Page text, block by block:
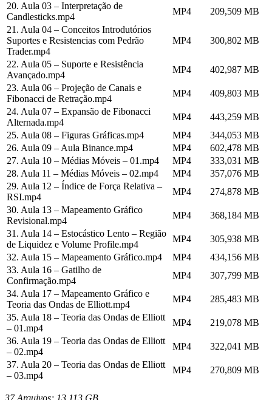
20. Aula 03 – Interpretação de
Candlesticks.mp4
MP4
209,509 MB
21. Aula 04 – Conceitos Introdutórios
Suportes e Resistencias com Pedrão
Trader.mp4
MP4 300,802 MB
22. Aula 05 – Suporte e Resistência
Avançado.mp4
MP4
402,987 MB
23. Aula 06 – Projeção de Canais e
Fibonacci de Retração.mp4
MP4
409,803 MB
24. Aula 07 – Expansão de Fibonacci
Alternada.mp4
MP4
443,259 MB
25. Aula 08 – Figuras Gráficas.mp4
MP4
344,053 MB
26. Aula 09 – Aula Binance.mp4
MP4
602,478 MB
27. Aula 10 – Médias Móveis – 01.mp4
MP4
333,031 MB
28. Aula 11 – Médias Móveis – 02.mp4
MP4
357,076 MB
29. Aula 12 – Índice de Força Relativa –
RSI.mp4
MP4
274,878 MB
30. Aula 13 – Mapeamento Gráfico
Revisional.mp4
MP4
368,184 MB
31. Aula 14 – Estocástico Lento – Região
de Liquidez e Volume Profile.mp4
MP4
305,938 MB
32. Aula 15 – Mapeamento Gráfico.mp4
MP4
434,156 MB
33. Aula 16 – Gatilho de
Confirmação.mp4
MP4
307,799 MB
34. Aula 17 – Mapeamento Gráfico e
Teoria das Ondas de Elliott.mp4
MP4
285,483 MB
35. Aula 18 – Teoria das Ondas de Elliott
– 01.mp4
MP4
219,078 MB
36. Aula 19 – Teoria das Ondas de Elliott
– 02.mp4
MP4
322,041 MB
37. Aula 20 – Teoria das Ondas de Elliott
– 03.mp4
MP4 270,809 MB